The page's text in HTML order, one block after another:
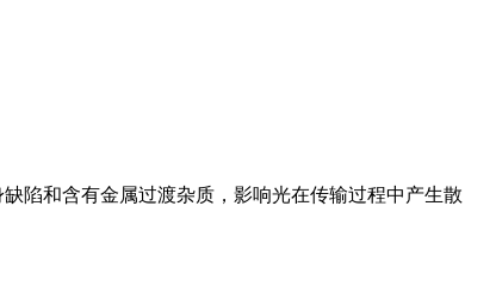
陷和含有金属过渡杂质，影响光在传输过程中产生散